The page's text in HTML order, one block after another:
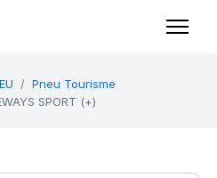
Pneu Tourisme
SPORT (+)